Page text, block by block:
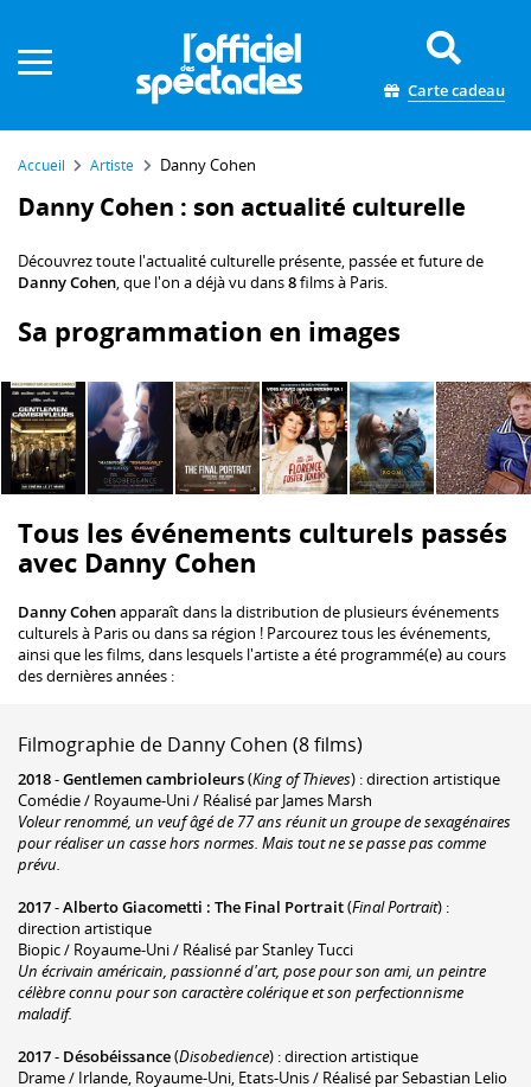
Carte cadeau
Accueil Artiste Danny Cohen
Danny Cohen : son actualité culturelle
Découvrez toute l'actualité culturelle présente, passée et future de
Danny Cohen, que l'on a déjà vu dans8films à Paris.
Sa programmation en images
Tous les événements culturels passés
avec Danny Cohen
Danny Cohenapparaît dans la distribution de plusieurs événements
culturels à Paris ou dans sa région ! Parcourez tous les événements,
ainsi que les films, dans lesquels l'artiste a été programmé(e) au cours
des dernières années :
Filmographie de Danny Cohen (8 films)
2018-Gentlemen cambrioleurs(King of Thieves) : direction artistique
Comédie / Royaume-Uni / Réalisé par James Marsh
Voleur renommé, un veuf âgé de 77 ans réunit un groupe de sexagénaires
pour réaliser un casse hors normes. Mais tout ne se passe pas comme
prévu.
2017-Alberto Giacometti : The Final Portrait(Final Portrait) :
direction artistique
Biopic / Royaume-Uni / Réalisé par Stanley Tucci
Un écrivain américain, passionné d'art, pose pour son ami, un peintre
célèbre connu pour son caractère colérique et son perfectionnisme
maladif.
2017- Désobéissance(Disobedience) : direction artistique
Drame / Irlande, Royaume-Uni, Etats-Unis / Réalisé par Sebastian Lelio